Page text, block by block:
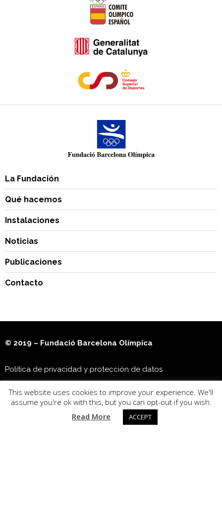
La Fundación
Qué hacemos
Instalaciones
Noticias
Publicaciones
Contacto
© 2019 – Fundació Barcelona Olímpica
Política de privacidad y protección de datos
Museu Olímpic i de l’Esport Joan Antoni Samaranch
This website uses cookies to improve your experience. We'll
assume you're ok with this, but you can opt-out if you wish.
Read More
ACCEPT